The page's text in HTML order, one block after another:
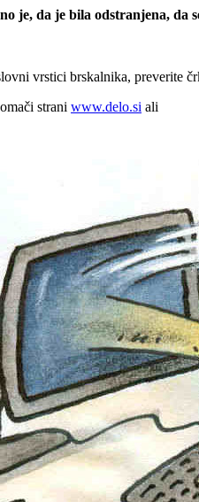
je, da je bila odstranjena, da
vrstici brskalnika, preverite
strani www.delo.si ali